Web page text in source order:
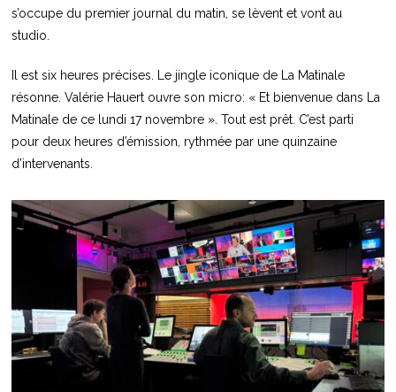
s’occupe du premier journal du matin, se lèvent et vont au
studio.
Il est six heures précises. Le jingle iconique de La Matinale
résonne. Valérie Hauert ouvre son micro: « Et bienvenue dans La
Matinale de ce lundi 17 novembre ». Tout est prêt. C’est parti
pour deux heures d’émission, rythmée par une quinzaine
d’intervenants.